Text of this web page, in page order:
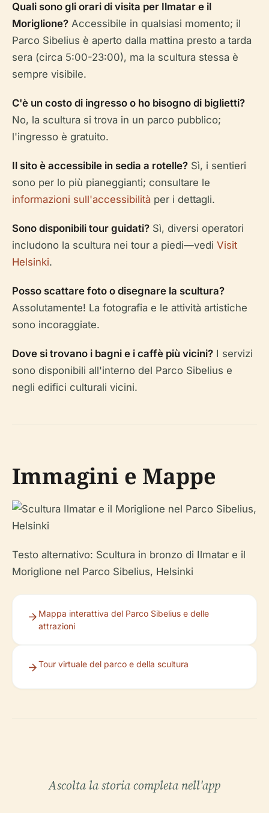
Quali sono gli orari di visita per Ilmatar e il
Moriglione? Accessibile in qualsiasi momento; il
Parco Sibelius è aperto dalla mattina presto a tarda
sera (circa 5:00-23:00), ma la scultura stessa è
sempre visibile.
C'è un costo di ingresso o ho bisogno di biglietti?
No, la scultura si trova in un parco pubblico;
l'ingresso è gratuito.
Il sito è accessibile in sedia a rotelle? Sì, i sentieri
sono per lo più pianeggianti; consultare le
informazioni sull'accessibilità per i dettagli.
Sono disponibili tour guidati? Sì, diversi operatori
includono la scultura nei tour a piedi—vedi Visit
Helsinki.
Posso scattare foto o disegnare la scultura?
Assolutamente! La fotografia e le attività artistiche
sono incoraggiate.
Dove si trovano i bagni e i caffè più vicini? I servizi
sono disponibili all'interno del Parco Sibelius e
negli edifici culturali vicini.
Immagini e Mappe
Testo alternativo: Scultura in bronzo di Ilmatar e il
Moriglione nel Parco Sibelius, Helsinki
Mappa interattiva del Parco Sibelius e delle
attrazioni
Tour virtuale del parco e della scultura
Ascolta la storia completa nell'app